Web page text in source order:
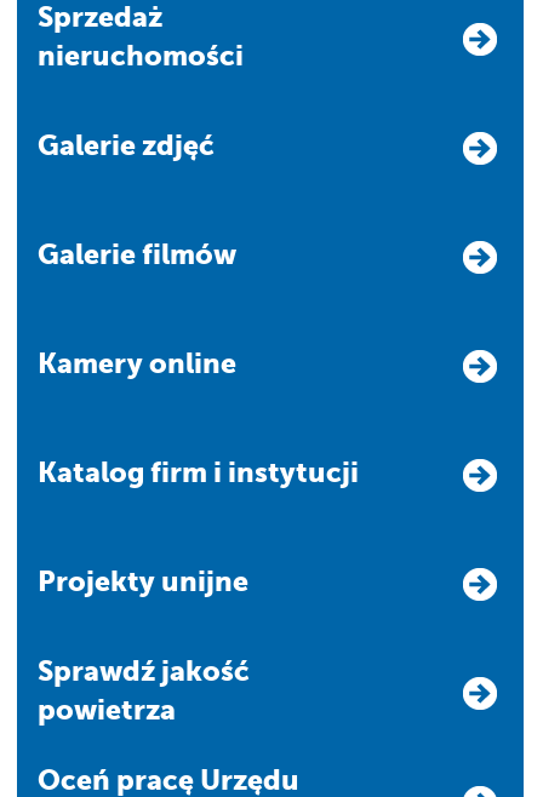
Sprzedaż
nieruchomości
Galerie zdjęć
Galerie filmów
Kamery online
Katalog firm i instytucji
Projekty unijne
Sprawdź jakość
powietrza
Oceń pracę Urzędu